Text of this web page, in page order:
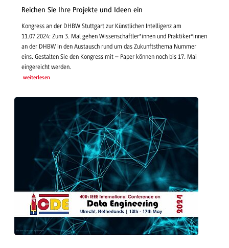
Reichen Sie Ihre Projekte und Ideen ein
Kongress an der DHBW Stuttgart zur Künstlichen Intelligenz am
11.07.2024: Zum 3. Mal gehen Wissenschaftler*innen und Praktiker*innen
an der DHBW in den Austausch rund um das Zukunftsthema Nummer
eins. Gestalten Sie den Kongress mit – Paper können noch bis 17. Mai
eingereicht werden.
weiterlesen